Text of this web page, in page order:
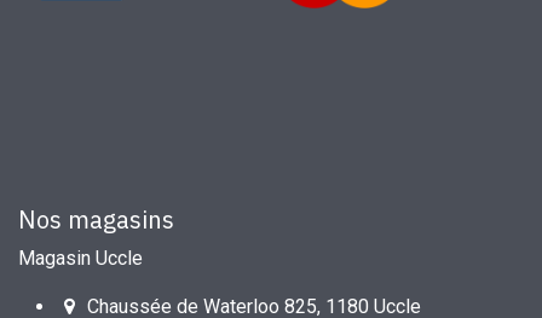
Nos magasins
Magasin Uccle
Chaussée de Waterloo 825, 1180 Uccle